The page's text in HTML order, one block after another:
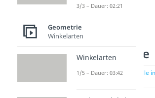
Asymmetrie
zur Stelle
3/3 – Dauer: 02:21
Geometrie
Winkelarten
Winkelarten
1/5 – Dauer: 03:42